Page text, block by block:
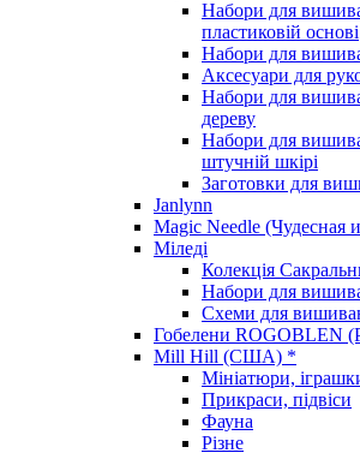
Набори для
пластиковій основі
Набори для
Аксесуари для
Набори для
дереву
Набори для
штучній шкірі
Заготовки для
Janlynn
Magic Needle
Міледі
Колекція
Набори для
Схеми для
Гобелени ROGOBLEN
Mill Hill (США) *
Мініатюри,
Прикраси, підвіси
Фауна
Різне